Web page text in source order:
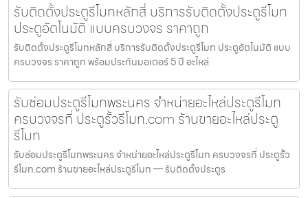
รับติดตั้งประตูรีโมทหลักสี่ บริการรับติดตั้งประตูรีโมท
ประตูอัตโนมัติ แบบครบวงจร ราคาถูก
รับติดตั้งประตูรีโมทหลักสี่ บริการรับติดตั้งประตูรีโมท ประตูอัตโนมัติ แบบ
ครบวงจร ราคาถูก พร้อมประกันมอเตอร์ 5 ปี อะไหล่
รับซ่อมประตูรีโมทพระนคร จำหน่ายอะไหล่ประตูรีโมท
ครบวงจรที่ ประตูรั้วรีโมท.com ร้านขายอะไหล่ประตู
รีโมท
รับซ่อมประตูรีโมทพระนคร จำหน่ายอะไหล่ประตูรีโมท ครบวงจรที่ ประตูรั้ว
รีโมท.com ร้านขายอะไหล่ประตูรีโมท — รับติดตั้งประตูร